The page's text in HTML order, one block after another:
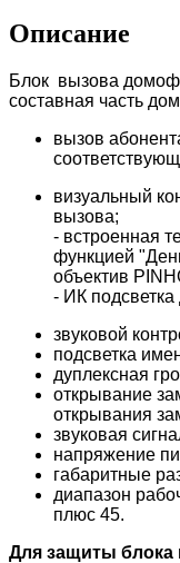
Описание
Блок вызова
составная часть
вызов
визуальный
вызова;
- встроенная
функцией
объектив
- ИК
звуковой
подсветка
дуплексная
открывание
открывания
звуковая
напряжение
габаритные
диапазон
плюс 45.
Для защиты блока